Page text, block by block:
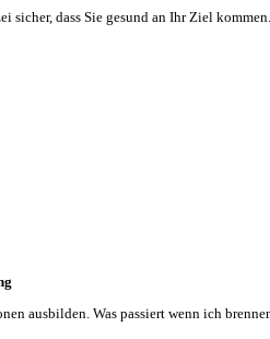
dass Sie gesund an Ihr Ziel kommen.
ausbilden. Was passiert wenn ich